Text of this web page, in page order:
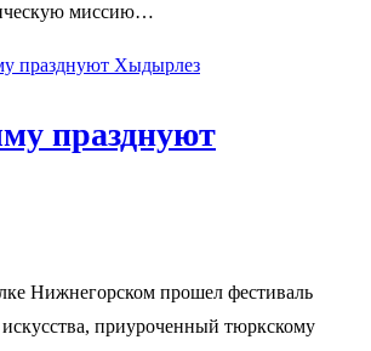
миссию…
празднуют
Нижнегорском прошел фестиваль
искусства, приуроченный тюркскому